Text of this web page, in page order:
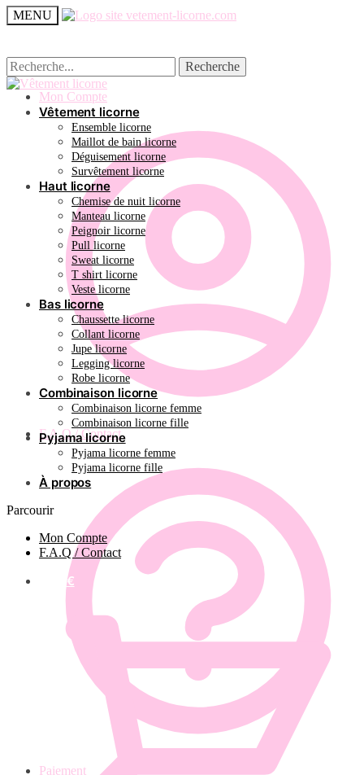
MENU
Recherche
pour :
Recherche
Mon Compte
F.A.Q / Contact
Paiement
Recherche
pour :
Recherche
Vêtement licorne
Ensemble licorne
Maillot de bain licorne
Déguisement licorne
Survêtement licorne
Haut licorne
Chemise de nuit licorne
Manteau licorne
Peignoir licorne
Pull licorne
Sweat licorne
T shirt licorne
Veste licorne
Bas licorne
Chaussette licorne
Collant licorne
Jupe licorne
Legging licorne
Robe licorne
Combinaison licorne
Combinaison licorne femme
Combinaison licorne fille
Pyjama licorne
Pyjama licorne femme
Pyjama licorne fille
À propos
Parcourir
Mon Compte
F.A.Q / Contact
€